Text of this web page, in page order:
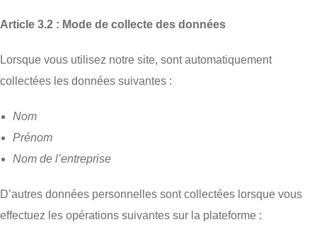
Article 3.2 : Mode de collecte des données
Lorsque vous utilisez notre site, sont automatiquement
collectées les données suivantes :
Nom
Prénom
Nom de l’entreprise
D’autres données personnelles sont collectées lorsque vous
effectuez les opérations suivantes sur la plateforme :